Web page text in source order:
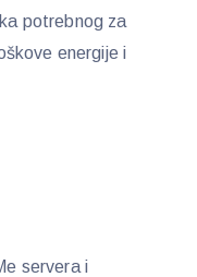
potrebnog za
energije i
servera i